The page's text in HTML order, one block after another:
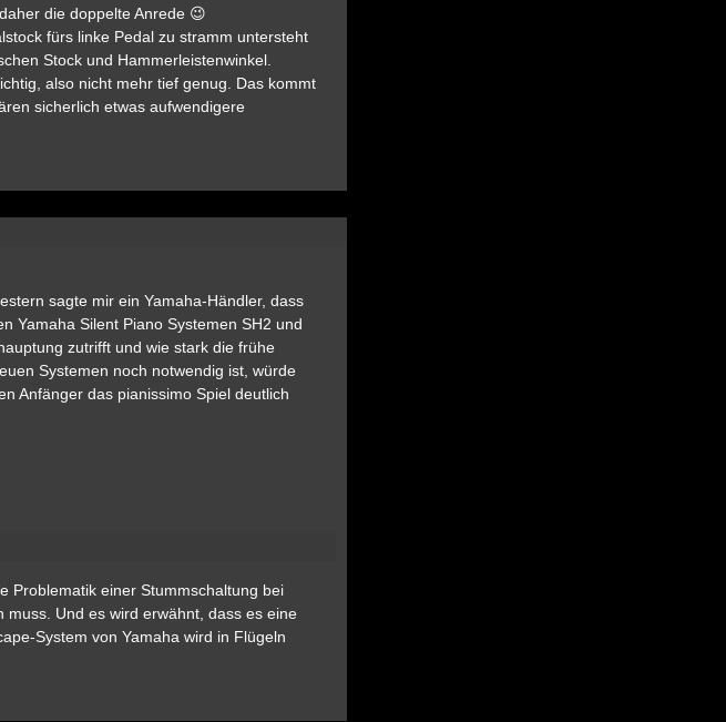
die doppelte Anrede 😉
fürs linke Pedal zu stramm untersteht
Stock und Hammerleistenwinkel.
also nicht mehr tief genug. Das kommt
sicherlich etwas aufwendigere
sagte mir ein Yamaha-Händler, dass
Yamaha Silent Piano Systemen SH2 und
zutrifft und wie stark die frühe
Systemen noch notwendig ist, würde
Anfänger das pianissimo Spiel deutlich
Problematik einer Stummschaltung bei
Und es wird erwähnt, dass es eine
System von Yamaha wird in Flügeln